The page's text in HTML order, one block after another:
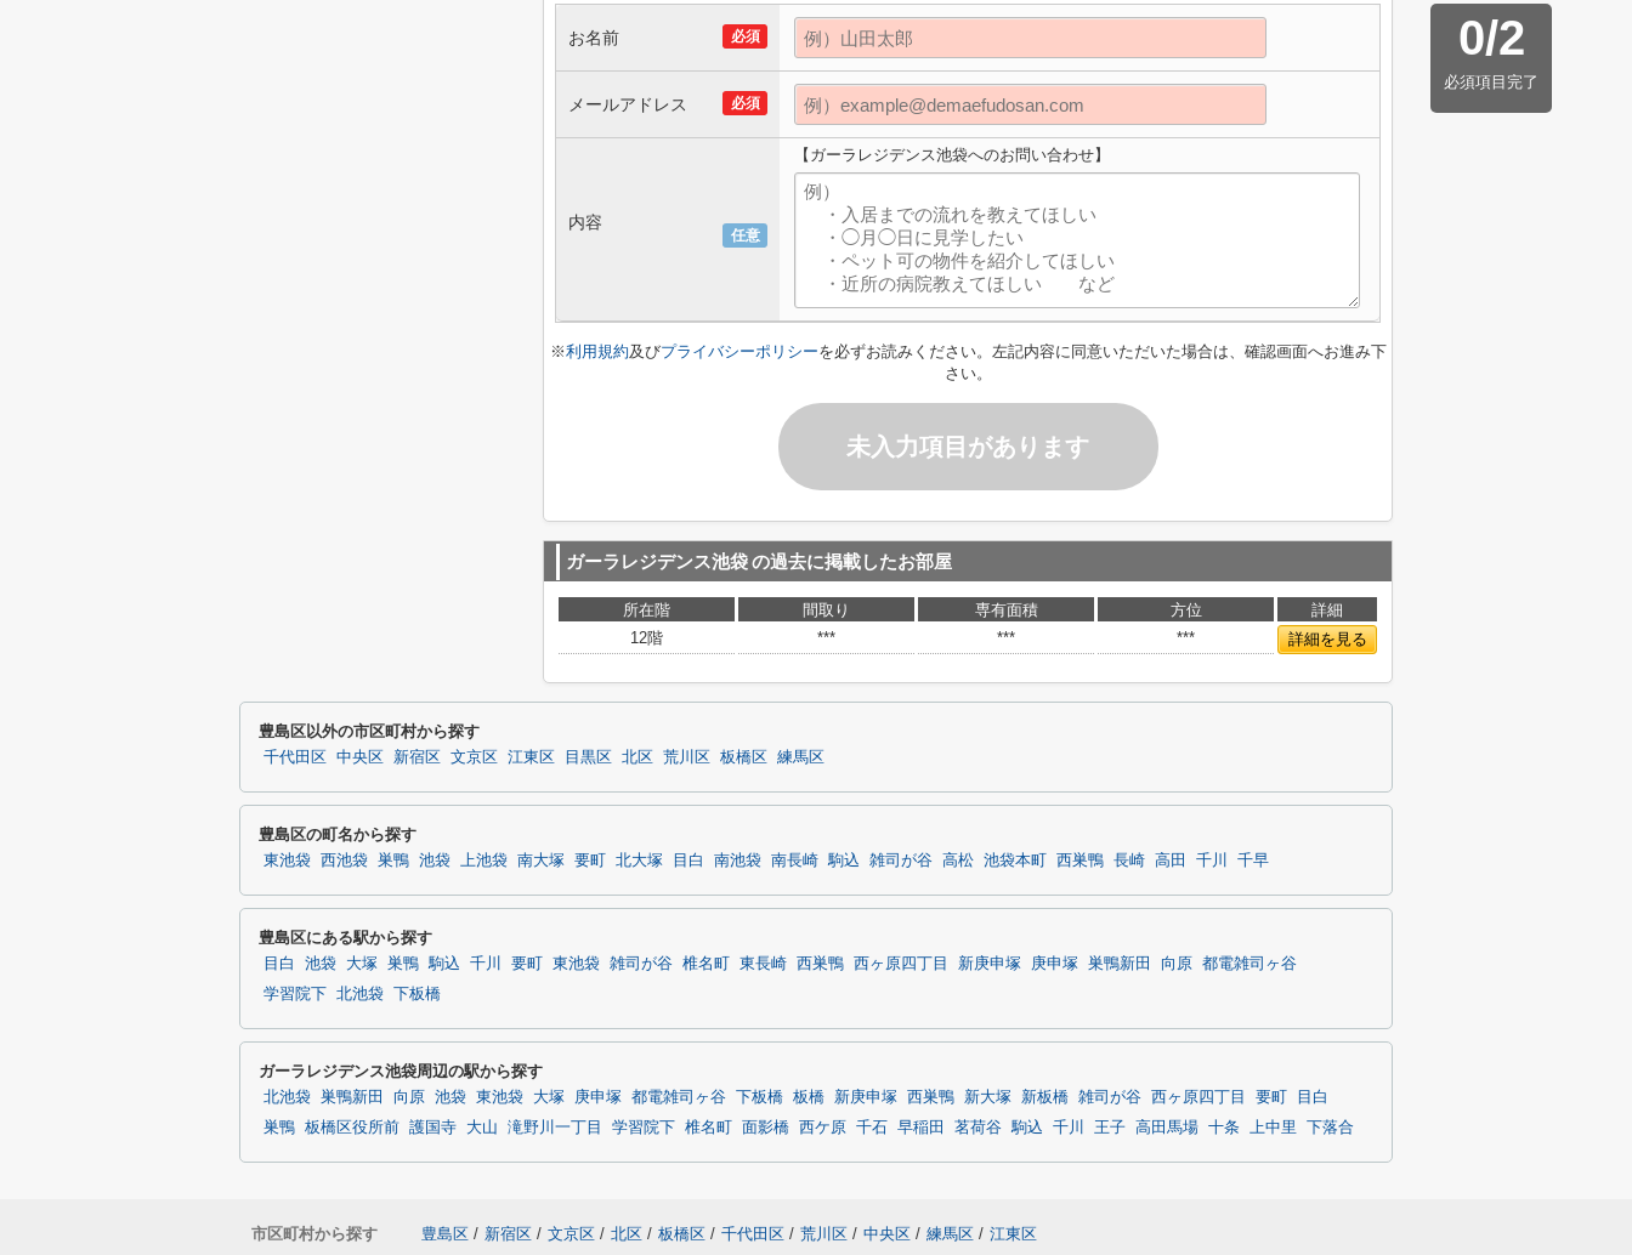
0/2
必須項目完了
必須
お名前
必須
メールアドレス
任意
内容
【ガーラレジデンス池袋へのお問い合わせ】
※利用規約及びプライバシーポリシーを必ずお読みください。左記内容に同意いただいた場合は、確認画面へお進み下
さい。
未入力項目があります
ガーラレジデンス池袋の過去に掲載したお部屋
所在階 間取り 専有面積 方位
詳細
12階
*** *** *** 詳細を見る
豊島区以外の市区町村から探す
千代田区 中央区 新宿区 文京区 江東区 目黒区 北区 荒川区 板橋区 練馬区
豊島区の町名から探す
東池袋 西池袋 巣鴨 池袋 上池袋 南大塚 要町 北大塚 目白 南池袋 南長崎 駒込 雑司が谷 高松 池袋本町 西巣鴨 長崎 高田 千川 千早
豊島区にある駅から探す
目白 池袋 大塚 巣鴨 駒込 千川 要町 東池袋 雑司が谷 椎名町 東長崎 西巣鴨 西ヶ原四丁目 新庚申塚 庚申塚 巣鴨新田 向原
都電雑司ヶ谷
学習院下
北池袋 下板橋
ガーラレジデンス池袋周辺の駅から探す
北池袋 巣鴨新田 向原 池袋 東池袋 大塚 庚申塚 都電雑司ヶ谷 下板橋 板橋 新庚申塚 西巣鴨 新大塚 新板橋 雑司が谷 西ヶ原四丁目 要町
目白
巣鴨 板橋区役所前 護国寺 大山 滝野川一丁目 学習院下 椎名町 面影橋 西ケ原 千石 早稲田 茗荷谷 駒込 千川 王子 高田馬場 十条 上中里 下落合
市区町村から探す 豊島区 / 新宿区 / 文京区 / 北区 / 板橋区 / 千代田区 / 荒川区 / 中央区 / 練馬区 / 江東区